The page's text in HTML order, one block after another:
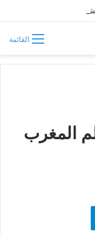
القائمة
المغرب
تيلقرام